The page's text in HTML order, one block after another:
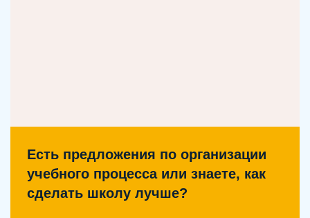
Есть предложения по организации
учебного процесса или знаете, как
сделать школу лучше?